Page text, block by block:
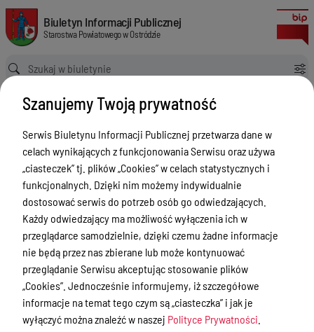
Zespół Placówek Pedagogicznych w Ostródzie
Biuletyn Informacji Publicznej Starostwa Powiatowego w Ostródzie
Biuletyn Informacji Publicznej
Starostwa Powiatowego w Ostródzie
Ścieżka powrotu
Strona główna
Jednostki organizacyjne: Szkoły i placówki oświatowe
Zespół Placówek Pedagogicznych w Ostródzie
Jednostki organizacyjne: Szkoły i
placówki oświatowe
Menu Przedmiotowe
Starostwo Powiatowe
Poradnik Interesanta
Informacje o naborze
Zamówienia Publiczne
Tablica ogłoszeń
Szanujemy Twoją prywatność
Serwis Biuletynu Informacji Publicznej przetwarza dane w
celach wynikających z funkcjonowania Serwisu oraz używa
„ciasteczek” tj. plików „Cookies” w celach statystycznych i
funkcjonalnych. Dzięki nim możemy indywidualnie
dostosować serwis do potrzeb osób go odwiedzających.
Każdy odwiedzający ma możliwość wyłączenia ich w
przeglądarce samodzielnie, dzięki czemu żadne informacje
nie będą przez nas zbierane lub może kontynuować
przeglądanie Serwisu akceptując stosowanie plików
„Cookies”. Jednocześnie informujemy, iż szczegółowe
informacje na temat tego czym są „ciasteczka” i jak je
wyłączyć można znaleźć w naszej Polityce Prywatności